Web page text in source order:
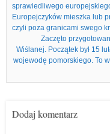
sprawiedliwego
Europejczyków mieszka lub
czyli poza granicami swego
Zaczęto
Wiślanej. Początek był 15
wojewodę pomorskiego. To
Dodaj komentarz